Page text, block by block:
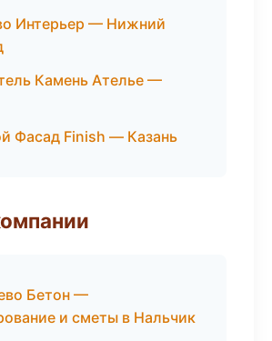
Интерьер — Нижний
Камень Ателье —
Фасад Finish — Казань
Бетон —
и сметы в Нальчик